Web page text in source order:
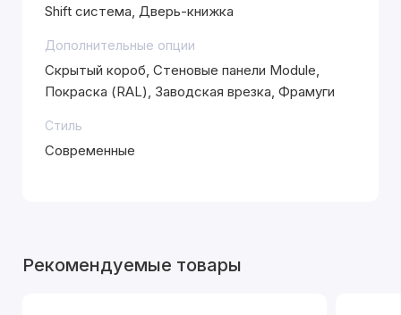
Shift система, Дверь-книжка
Дополнительные опции
Скрытый короб, Стеновые панели Module,
Покраска (RAL), Заводская врезка, Фрамуги
Стиль
Современные
Рекомендуемые товары